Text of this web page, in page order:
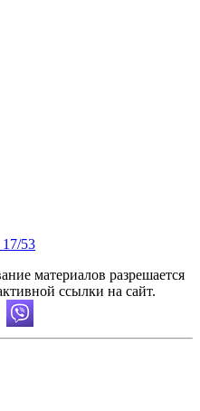
17/53
материалов разрешается
ссылки на сайт.